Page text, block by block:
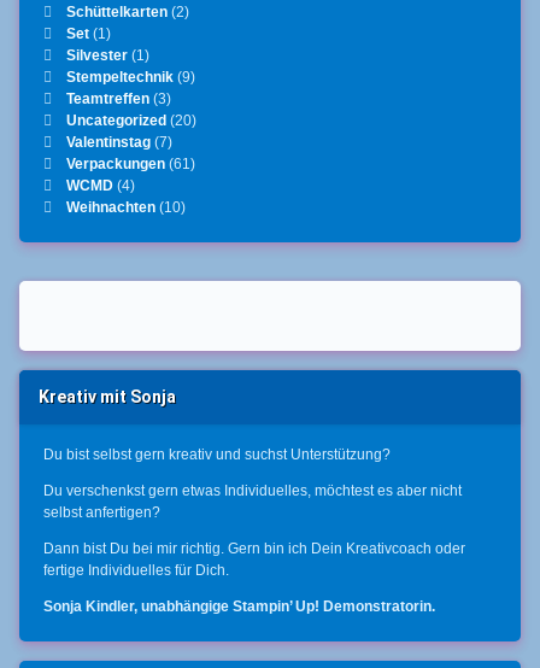
Schüttelkarten(2)
Set(1)
Silvester(1)
Stempeltechnik(9)
Teamtreffen(3)
Uncategorized(20)
Valentinstag(7)
Verpackungen(61)
WCMD(4)
Weihnachten(10)
Kreativ mit Sonja
Du bist selbst gern kreativ und suchst Unterstützung?
Du verschenkst gern etwas Individuelles, möchtest es aber nicht
selbst anfertigen?
Dann bist Du bei mir richtig. Gern bin ich Dein Kreativcoach oder
fertige Individuelles für Dich.
Sonja Kindler, unabhängige Stampin’ Up! Demonstratorin.